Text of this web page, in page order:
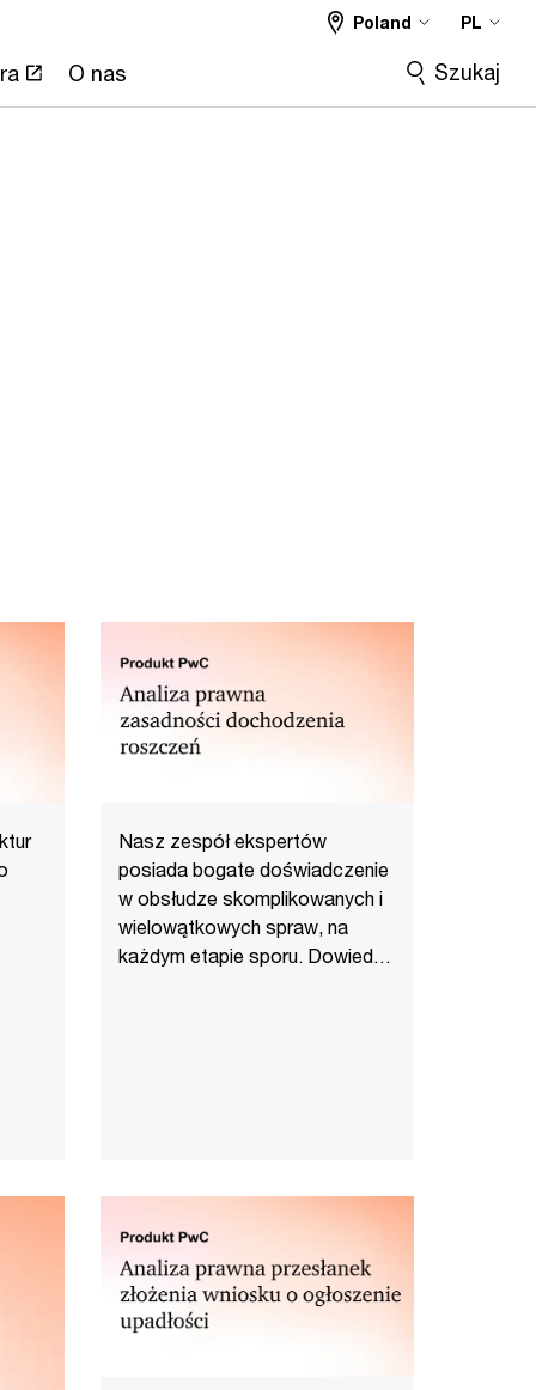
O nas
Poland PL
Szukaj
Nasz zespół ekspertów
posiada bogate doświadczenie
w obsłudze skomplikowanych i
wielowątkowych spraw, na
każdym etapie sporu. Dowiedz